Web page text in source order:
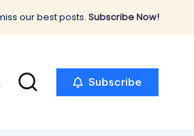
our best posts. Subscribe Now!
Subscribe